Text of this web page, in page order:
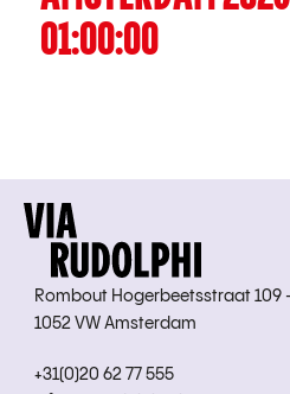
01:00:00
Rombout Hogerbeetsstraat 109
1052 VW Amsterdam
+31(0)20 62 77 555